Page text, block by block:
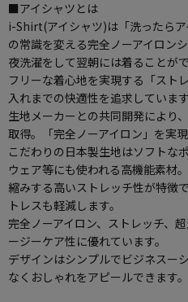
■アイシャツとは
i-Shirt(アイシャツ)は「洗ったら
の常識を変える完全ノーアイロンシ
夜洗濯をして翌朝には着ることが
フリーな着心地を実現する「スト
入れまでの快適性を追求しています
生地メーカーとの共同開発により
取得。「完全ノーアイロン」を実現
こだわりの日本製生地はソフトな
ウェア等にも使われる高機能素材
縮みする高いストレッチ性が特徴
トレスも軽減します。
完全ノーアイロン、ストレッチ、
ージーケア性に優れています。
デザインはシンプルでビジネスー
なくおしゃれをアピールできます。